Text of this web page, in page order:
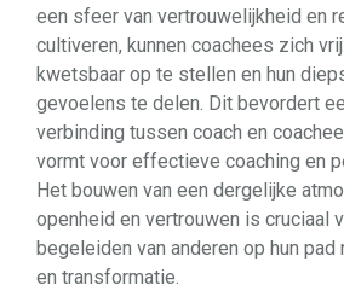
een sfeer van vertrouwelijkheid en
cultiveren, kunnen coachees zich
kwetsbaar op te stellen en hun
gevoelens te delen. Dit bevordert
verbinding tussen coach en
vormt voor effectieve coaching en
Het bouwen van een dergelijke
openheid en vertrouwen is cruciaal
begeleiden van anderen op hun pad
en transformatie.